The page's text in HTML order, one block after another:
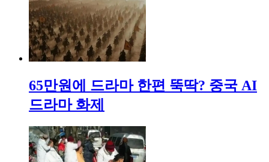
65만원에 드라마 한편 뚝딱? 중국 AI
드라마 화제